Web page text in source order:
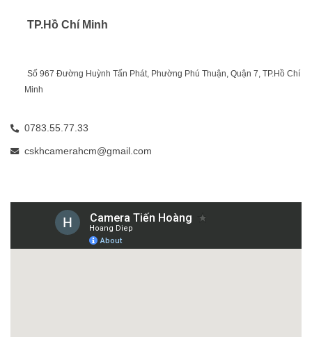
TP.Hồ Chí Minh
Số 967 Đường Huỳnh Tấn Phát, Phường Phú Thuận, Quận 7, TP.Hồ Chí
Minh
0783.55.77.33
cskhcamerahcm@gmail.com